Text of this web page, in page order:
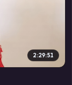
2:29:51